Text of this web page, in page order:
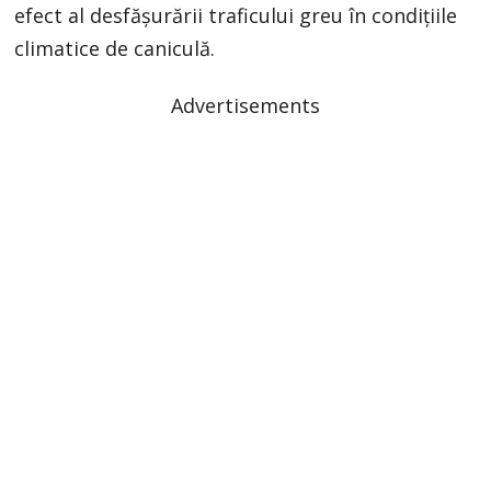
efect al desfășurării traficului greu în condițiile
climatice de caniculă.
Advertisements